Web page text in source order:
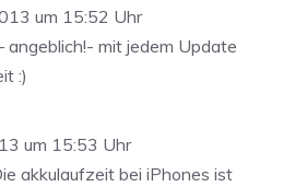
um 15:52 Uhr
angeblich!- mit jedem Update
:)
um 15:53 Uhr
akkulaufzeit bei iPhones ist